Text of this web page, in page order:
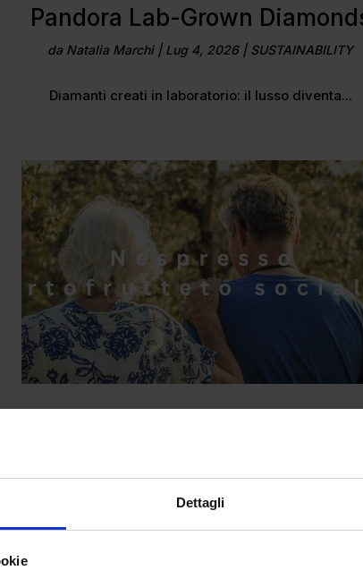
Dettagli
Pandora Lab-Grown
da Natalia Marchi| Lug 4, 2026| SUSTAINABILITY
Diamanti creati in laboratorio: il lusso diventa...
orto-frutteto sociale
daEmma Sabatini|Giu 27, 2026|SUSTAINABILITY
Nespresso assieme a Legambiente e AzzeroCO2...